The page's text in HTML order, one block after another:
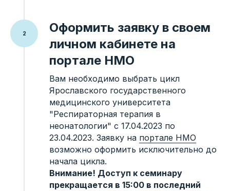
Оформить заявку в своем
личном кабинете на
портале НМО
Вам необходимо выбрать цикл
Ярославского государственного
медицинского университета
"Респираторная терапия в
неонатологии" с 17.04.2023 по
23.04.2023. Заявку на портале НМО
возможно оформить исключительно до
начала цикла.
Внимание! Доступ к семинару
прекращается в 15:00 в последний
© 2020 - 2026 ООО
"МедНео"
Муниципальный округ
Ефимова, д. 2, Литера
А, Помещ. 1-Н, Офис
К11-1
ОГРН 115784078355
ИНН 7841019820 /
КПП 783901001
Контакты
Телефон:
+7 96 11 22
44 88
E-mail